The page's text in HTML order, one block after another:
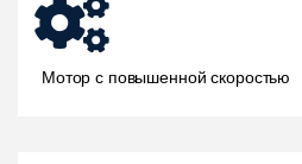
Мотор с повышенной скоростью